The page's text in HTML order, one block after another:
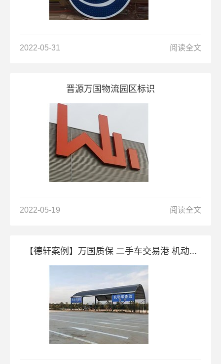
2022-05-31 阅读全文
晋源万国物流园区标识
2022-05-19 阅读全文
【德轩案例】万国质保 二手车交易港 机动...